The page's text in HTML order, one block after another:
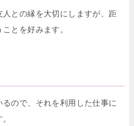
人との縁を大切にしますが、距
とを好みます。
ので、それを利用した仕事に